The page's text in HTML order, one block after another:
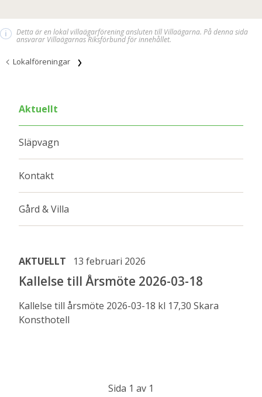
i Detta är en lokal villaägarförening ansluten till Villaägarna. På denna sida
ansvarar Villaägarnas Riksförbund för innehållet.
Lokalföreningar
Aktuellt
Släpvagn
Kontakt
Gård & Villa
AKTUELLT 13 februari 2026
Kallelse till Årsmöte 2026-03-18
Kallelse till årsmöte 2026-03-18 kl 17,30 Skara
Konsthotell
Sida 1 av 1